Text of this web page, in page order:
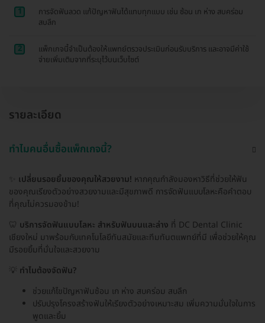
1
การจัดฟันลวด แก้ปัญหาฟันได้แทบทุกแบบ เช่น ซ้อน เก ห่าง สบคร่อม
สบลึก
2
แพ็กเกจนี้จำเป็นต้องให้แพทย์ตรวจประเมินก่อนรับบริการ และอาจมีค่าใช้
จ่ายเพิ่มเติมจากที่ระบุไว้บนเว็บไซต์
รายละเอียด
ทำไมคนอื่นซื้อแพ็กเกจนี้?
เปลี่ยนรอยยิ้มของคุณให้สวยงาม! หากคุณกำลังมองหาวิธีที่ช่วยให้ฟัน
ของคุณเรียงตัวอย่างสวยงามและมีสุขภาพดี การจัดฟันแบบโลหะคือคำตอบ
ที่คุณไม่ควรมองข้าม!
🦷 บริการจัดฟันแบบโลหะ สำหรับฟันบนและล่าง ที่ DC Dental Clinic
เชียงใหม่ มาพร้อมกับเทคโนโลยีทันสมัยและทีมทันตแพทย์ที่มี เพื่อช่วยให้คุณ
มีรอยยิ้มที่มั่นใจและสวยงาม
💡 ทำไมต้องจัดฟัน?
ช่วยแก้ไขปัญหาฟันซ้อน เก ห่าง สบคร่อม สบลึก
ปรับปรุงโครงสร้างฟันให้เรียงตัวอย่างเหมาะสม เพิ่มความมั่นใจในการ
พูดและยิ้ม